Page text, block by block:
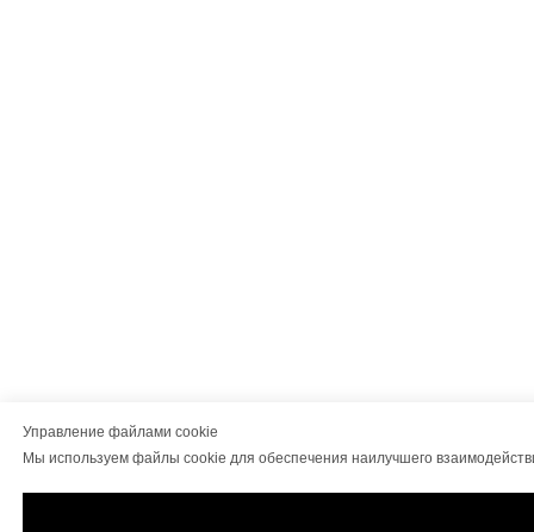
Управление файлами cookie
Мы используем файлы cookie для обеспечения наилучшего